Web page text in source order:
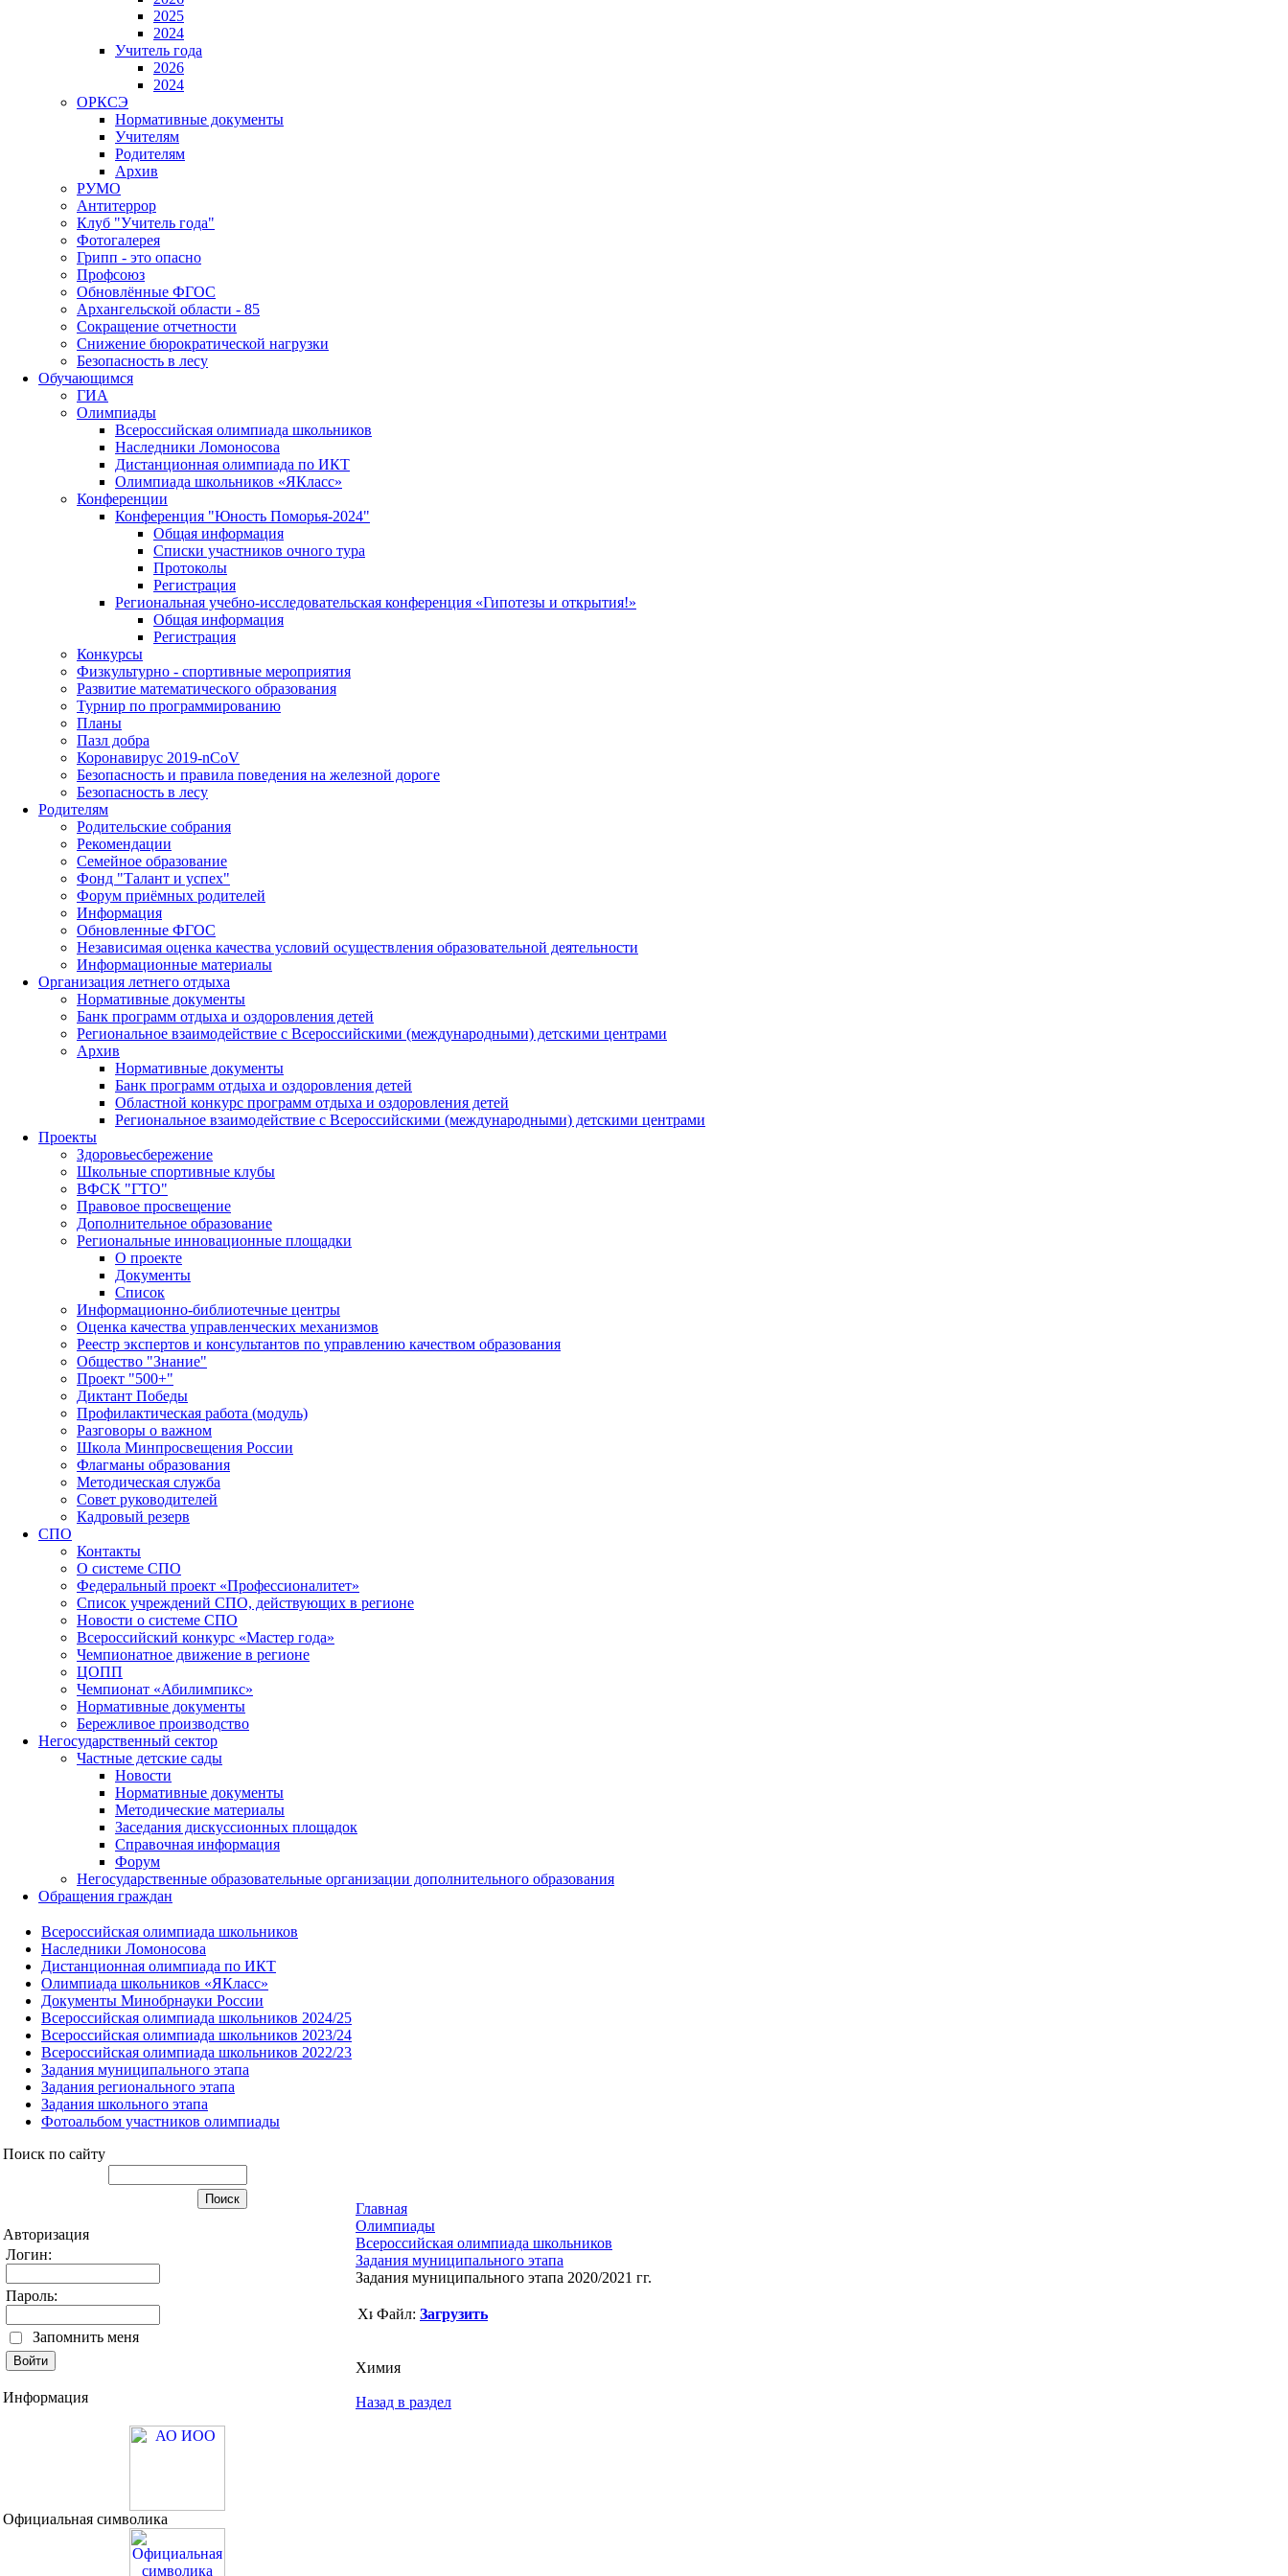
2025
2024
Учитель года
2026
2024
ОРКСЭ
Нормативные документы
Учителям
Родителям
Архив
РУМО
Антитеррор
Клуб "Учитель года"
Фотогалерея
Грипп - это опасно
Профсоюз
Обновлённые ФГОС
Архангельской области - 85
Сокращение отчетности
Снижение бюрократической нагрузки
Безопасность в лесу
Обучающимся
ГИА
Олимпиады
Всероссийская олимпиада школьников
Наследники Ломоносова
Дистанционная олимпиада по ИКТ
Олимпиада школьников «ЯКласс»
Конференции
Конференция "Юность Поморья-2024"
Общая информация
Списки участников очного тура
Протоколы
Регистрация
Региональная учебно-исследовательская конференция «Гипотезы и открытия!»
Общая информация
Регистрация
Конкурсы
Физкультурно - спортивные мероприятия
Развитие математического образования
Турнир по программированию
Планы
Пазл добра
Коронавирус 2019-nCoV
Безопасность и правила поведения на железной дороге
Безопасность в лесу
Родителям
Родительские собрания
Рекомендации
Семейное образование
Фонд "Талант и успех"
Форум приёмных родителей
Информация
Обновленные ФГОС
Независимая оценка качества условий осуществления образовательной деятельности
Информационные материалы
Организация летнего отдыха
Нормативные документы
Банк программ отдыха и оздоровления детей
Региональное взаимодействие с Всероссийскими (международными) детскими центрами
Архив
Нормативные документы
Банк программ отдыха и оздоровления детей
Областной конкурс программ отдыха и оздоровления детей
Региональное взаимодействие с Всероссийскими (международными) детскими центрами
Проекты
Здоровьесбережение
Школьные спортивные клубы
ВФСК "ГТО"
Правовое просвещение
Дополнительное образование
Региональные инновационные площадки
О проекте
Документы
Список
Информационно-библиотечные центры
Оценка качества управленческих механизмов
Реестр экспертов и консультантов по управлению качеством образования
Общество "Знание"
Проект "500+"
Диктант Победы
Профилактическая работа (модуль)
Разговоры о важном
Школа Минпросвещения России
Флагманы образования
Методическая служба
Совет руководителей
Кадровый резерв
СПО
Контакты
О системе СПО
Федеральный проект «Профессионалитет»
Список учреждений СПО, действующих в регионе
Новости о системе СПО
Всероссийский конкурс «Мастер года»
Чемпионатное движение в регионе
ЦОПП
Чемпионат «Абилимпикс»
Нормативные документы
Бережливое производство
Негосударственный сектор
Частные детские сады
Новости
Нормативные документы
Методические материалы
Заседания дискуссионных площадок
Справочная информация
Форум
Негосударственные образовательные организации дополнительного образования
Обращения граждан
Всероссийская олимпиада школьников
Наследники Ломоносова
Дистанционная олимпиада по ИКТ
Олимпиада школьников «ЯКласс»
Документы Минобрнауки России
Всероссийская олимпиада школьников 2024/25
Всероссийская олимпиада школьников 2023/24
Всероссийская олимпиада школьников 2022/23
Задания муниципального этапа
Задания регионального этапа
Задания школьного этапа
Фотоальбом участников олимпиады
Поиск по сайту
Авторизация
Логин:
Пароль:
Запомнить меня
Информация
Официальная символика
Главная
Олимпиады
Всероссийская олимпиада школьников
Задания муниципального этапа
Задания муниципального этапа 2020/2021 гг.
Файл: Загрузить
Химия
Назад в раздел